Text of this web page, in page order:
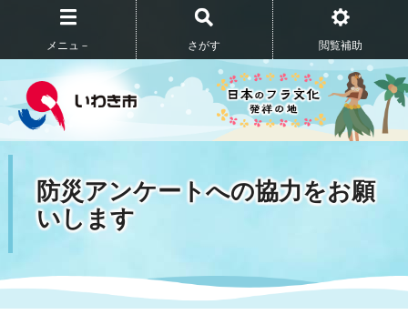
メニュ－ さがす 閲覧補助
防災アンケートへの協力をお願
いします